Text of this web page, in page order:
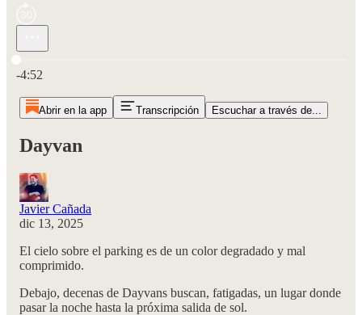
Hora actual: 0:00 / Tiempo total: -4:52
-4:52
Abrir en la app Transcripción Escuchar a través de...
Dayvan
Javier Cañada
dic 13, 2025
El cielo sobre el parking es de un color degradado y mal
comprimido.
Debajo, decenas de Dayvans buscan, fatigadas, un lugar donde
pasar la noche hasta la próxima salida de sol.